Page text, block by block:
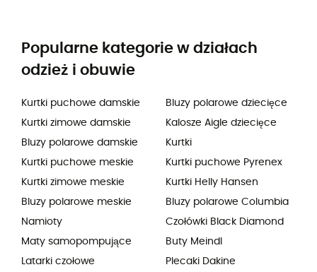
Popularne kategorie w działach
odzież i obuwie
Kurtki puchowe damskie
Kurtki zimowe damskie
Bluzy polarowe damskie
Kurtki puchowe meskie
Kurtki zimowe meskie
Bluzy polarowe meskie
Namioty
Maty samopompujące
Latarki czołowe
Bluzy polarowe dziecięce
Kalosze Aigle dziecięce
Kurtki
Kurtki puchowe Pyrenex
Kurtki Helly Hansen
Bluzy polarowe Columbia
Czołówki Black Diamond
Buty Meindl
Plecaki Dakine